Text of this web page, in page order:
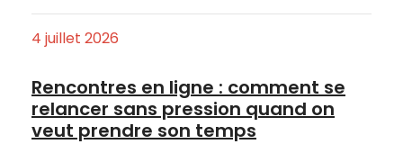
4 juillet 2026
Rencontres en ligne : comment se
relancer sans pression quand on
veut prendre son temps